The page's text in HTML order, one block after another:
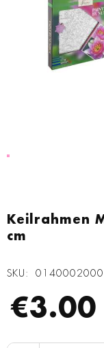
Keilrahmen
cm
SKU 0140002000
€3.00
Anfang
der